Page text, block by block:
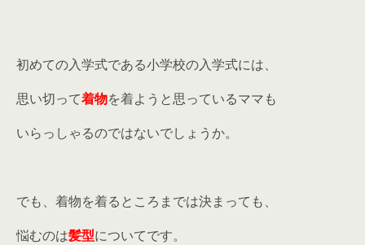
初めての入学式である小学校の入学式には、
思い切って着物を着ようと思っているママも
いらっしゃるのではないでしょうか。
でも、着物を着るところまでは決まっても、
悩むのは髪型についてです。